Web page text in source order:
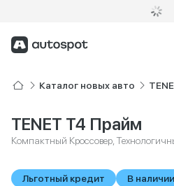
Каталог новых авто
TENET T4 Прайм
Компактный Кроссовер,
Льготный кредит В наличии